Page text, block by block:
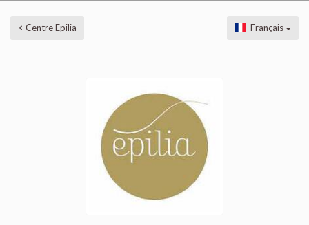
< Centre Epilia Français